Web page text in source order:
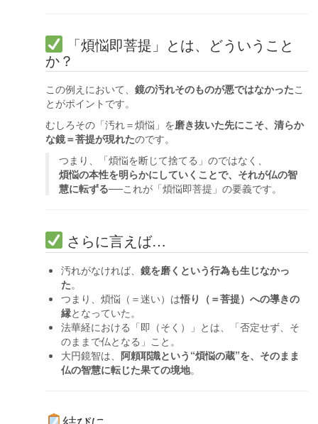
「煩悩即菩提」とは、どういうこと
か？
この例えにおいて、 鏡の汚れそのものが悪ではなかったこ
とがポイントです。
むしろその「汚れ＝煩悩」を磨き抜いた先にこそ、清らか
な鏡＝菩提が現れたのです。
つまり、「煩悩を断じて捨てる」のではなく、
煩悩の本性を明らかにしていくことで、それが仏の智
慧に転ずる──これが「煩悩即菩提」の要義です。
さらに言えば…
汚れがなければ、鏡を磨くという行為も生じなかっ
た。
つまり、煩悩（＝迷い）は悟り（＝菩提）への導きの
縁となっていた。
法華経における「即（そく）」とは、「否定せず、そ
のままで仏となる」こと。
大円鏡智は、阿頼耶識という“煩悩の蔵”を、そのまま
仏の智慧に転じた果ての境地。